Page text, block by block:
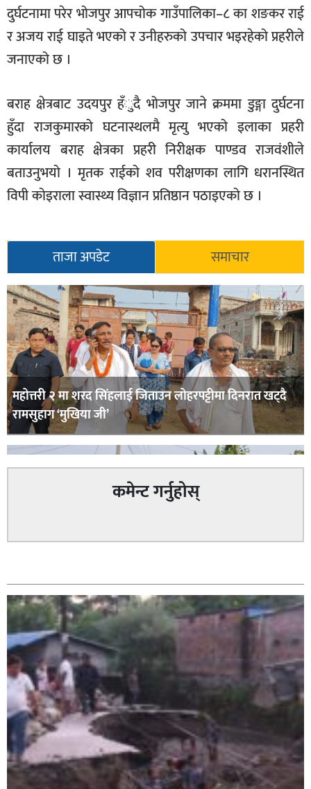
समाज
शिक्षा
स्वास्थ्य
दुर्घटनामा परेर भोजपुर आपचोक गाउँपालिका–८ का शङकर राई
र अजय राई घाइते भएको र उनीहरुको उपचार भइरहेको प्रहरीले
जनाएको छ ।
बराह क्षेत्रबाट उदयपुर हँुदै भोजपुर जाने क्रममा डुङ्गा दुर्घटना
हुँदा राजकुमारको घटनास्थलमै मृत्यु भएको इलाका प्रहरी
कार्यालय बराह क्षेत्रका प्रहरी निरीक्षक पाण्डव राजवंशीले
बताउनुभयो । मृतक राईको शव परीक्षणका लागि धरानस्थित
विपी कोइराला स्वास्थ्य विज्ञान प्रतिष्ठान पठाइएको छ ।
ताजा अपडेट समाचार
महोत्तरी २ मा शरद सिंहलाई जिताउन लोहरपट्टीमा दिनरात खट्दै
रामसुहाग ‘मुखिया जी’
सिराहा-२ मा संजय यादव भिड्ने !
कमेन्ट गर्नुहोस्